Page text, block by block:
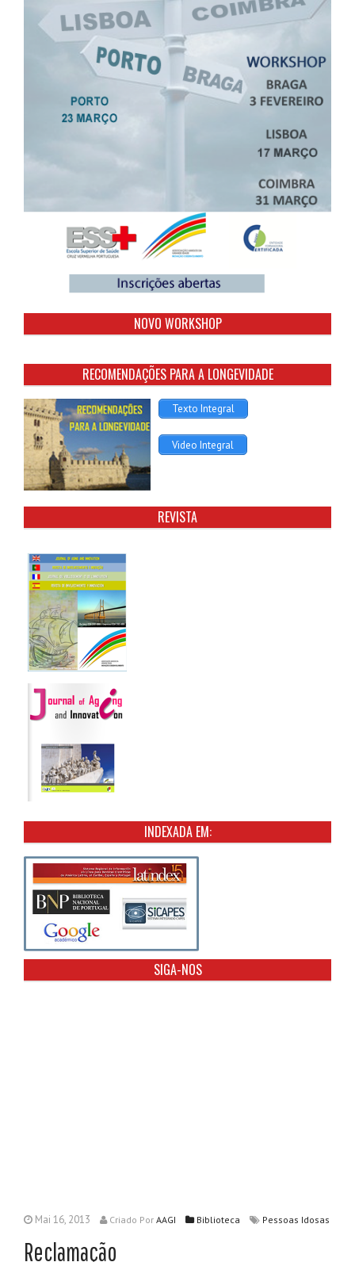
NOVO WORKSHOP
RECOMENDAÇÕES PARA A LONGEVIDADE
Texto Integral
Video Integral
REVISTA
INDEXADA EM:
SIGA-NOS
Mai 16, 2013 Criado Por AAGI Biblioteca Pessoas Idosas
Reclamação